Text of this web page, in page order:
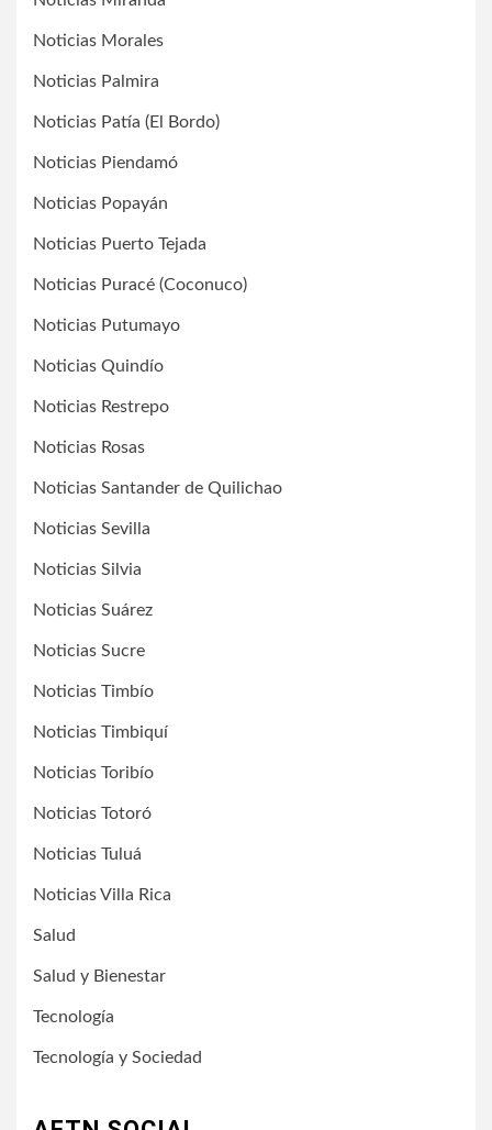
Noticias Morales
Noticias Palmira
Noticias Patía (El Bordo)
Noticias Piendamó
Noticias Popayán
Noticias Puerto Tejada
Noticias Puracé (Coconuco)
Noticias Putumayo
Noticias Quindío
Noticias Restrepo
Noticias Rosas
Noticias Santander de Quilichao
Noticias Sevilla
Noticias Silvia
Noticias Suárez
Noticias Sucre
Noticias Timbío
Noticias Timbiquí
Noticias Toribío
Noticias Totoró
Noticias Tuluá
Noticias Villa Rica
Salud
Salud y Bienestar
Tecnología
Tecnología y Sociedad